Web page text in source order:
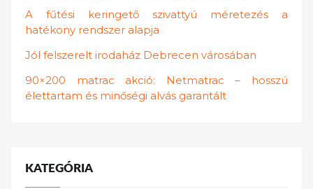
A fűtési keringető szivattyú méretezés a
hatékony rendszer alapja
Jól felszerelt irodaház Debrecen városában
90×200 matrac akció: Netmatrac – hosszú
élettartam és minőségi alvás garantált
KATEGÓRIA